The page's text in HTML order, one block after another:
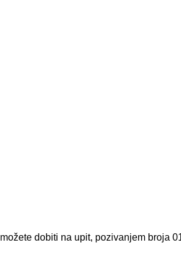
dobiti na upit, pozivanjem broja